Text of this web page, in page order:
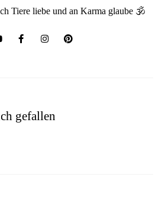
Tiere liebe und an Karma glaube 🕉
gefallen